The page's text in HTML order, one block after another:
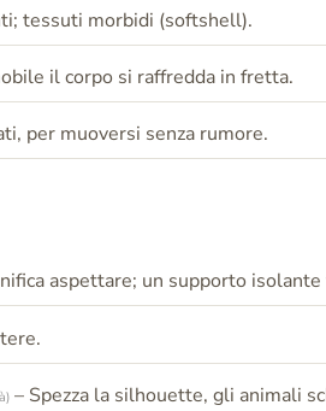
tessuti morbidi (softshell).
il corpo si raffredda in fretta.
per muoversi senza rumore.
aspettare; un supporto
– Spezza la silhouette, gli animali